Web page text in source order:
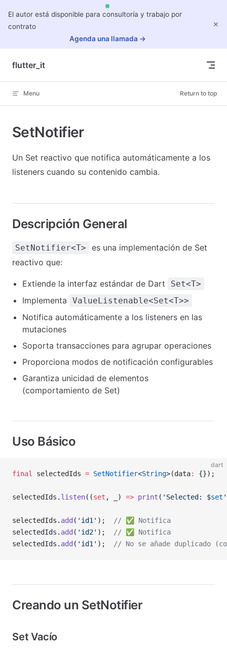
El autor está disponible para consultoría y trabajo por
contrato
Agenda una llamada →
✕
Skip to content
flutter_it
Menu Return to top
SetNotifier
Un Set reactivo que notifica automáticamente a los
listeners cuando su contenido cambia.
Descripción General
SetNotifier<T>
es una implementación de Set
reactivo que:
Extiende la interfaz estándar de Dart Set<T>
Implementa ValueListenable<Set<T>>
Notifica automáticamente a los listeners en las
mutaciones
Soporta transacciones para agrupar operaciones
Proporciona modos de notificación configurables
Garantiza unicidad de elementos
(comportamiento de Set)
Uso Básico
dart
final selectedIds = SetNotifier<String>(data: {});
selectedIds. listen((set , _) => print ( 'Selected: $set '
selectedIds. add ( 'id1' );
// ✅ Notifica
selectedIds. add ( 'id2' );
// ✅ Notifica
selectedIds. add ( 'id1' ); // No se añade duplicado
Creando un SetNotifier
Set Vacío